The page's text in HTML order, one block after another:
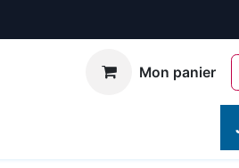
Mon panier